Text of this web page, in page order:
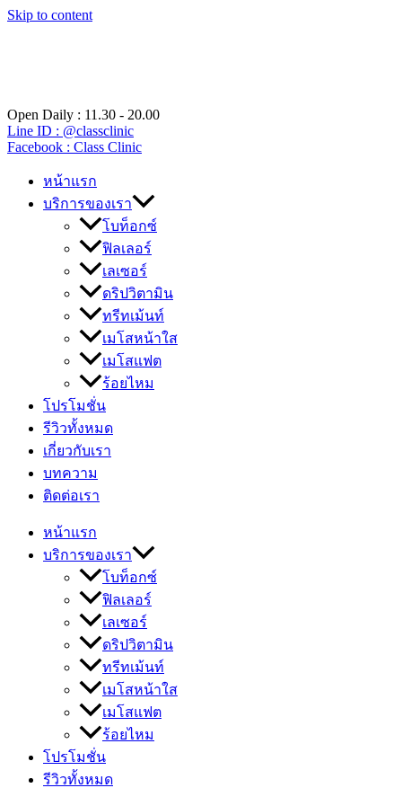
Skip to content
Open Daily : 11.30 - 20.00
Line ID : @classclinic​
Facebook : Class Clinic
หน้าแรก
บริการของเรา
โบท็อกซ์
ฟิลเลอร์
เลเซอร์
ดริปวิตามิน
ทรีทเม้นท์
เมโสหน้าใส
เมโสแฟต
ร้อยไหม
โปรโมชั่น
รีวิวทั้งหมด
เกี่ยวกับเรา
บทความ
ติดต่อเรา
หน้าแรก
บริการของเรา
โบท็อกซ์
ฟิลเลอร์
เลเซอร์
ดริปวิตามิน
ทรีทเม้นท์
เมโสหน้าใส
เมโสแฟต
ร้อยไหม
โปรโมชั่น
รีวิวทั้งหมด